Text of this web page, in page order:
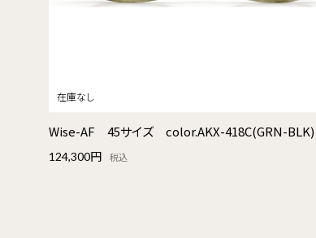
Wise-AF 45サイズ color.AKX-418C(GRN-BLK)
124,300円 税込